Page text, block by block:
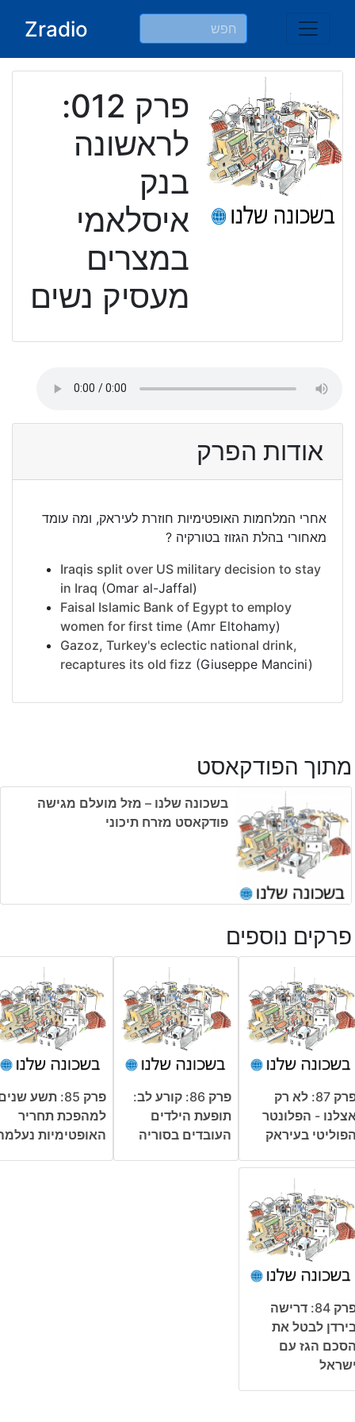
Zradio
פרק 012:
לראשונה
בנק
איסלאמי
במצרים
מעסיק נשים
אודות הפרק
אחרי המלחמות האופטימיות חוזרת לעיראק, ומה עומד
מאחורי בהלת הגזוז בטורקיה ?
Iraqis split over US military decision to stay
in Iraq (Omar al-Jaffal)
Faisal Islamic Bank of Egypt to employ
women for first time (Amr Eltohamy)
Gazoz, Turkey's eclectic national drink,
recaptures its old fizz (Giuseppe Mancini)
מתוך הפודקאסט
בשכונה שלנו – מזל מועלם מגישה
פודקאסט מזרח תיכוני
פרקים נוספים
פרק 87: לא רק
- הפלונטר
בעיראק
פרק 86: קורע לב:
תופעת הילדים
העובדים בסוריה
פרק 85: תשע
למהפכת תחריר
האופטימיות
פרק 84: דרישה
לבטל את
הגז עם